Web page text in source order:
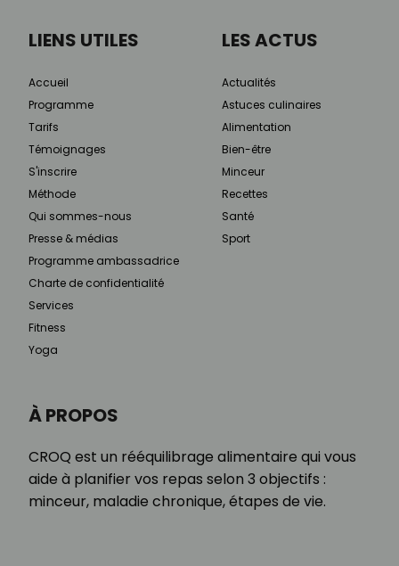
À PROPOS
CROQ est un rééquilibrage alimentaire qui vous
aide à planifier vos repas selon 3 objectifs :
minceur, maladie chronique, étapes de vie.
LIENS UTILES
Accueil
Programme
Tarifs
Témoignages
S'inscrire
Méthode
Qui sommes-nous
Presse & médias
Programme ambassadrice
Charte de confidentialité
Services
Fitness
Yoga
LES ACTUS
Actualités
Astuces culinaires
Alimentation
Bien-être
Minceur
Recettes
Santé
Sport